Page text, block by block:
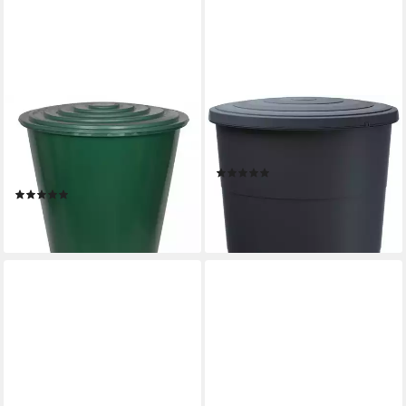
KREHER
Regentonne XL Wassertonne
310 Liter mit Hahn, Deckel
und Stand (Monoblock)
69,95 €
lieferbar - in 4-5 Werktagen bei dir
PROSPERPLAST
Regentonne Smooth, 160 l,
ØxH: 60x87,8 cm, mit Deckel
30,13 €
-43%
lieferbar - in 4-5 Werktagen bei dir